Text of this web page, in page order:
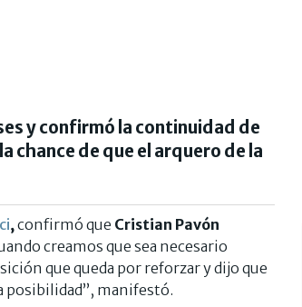
y confirmó la continuidad de
chance de que el arquero de la
, confirmó que Cristian Pavón
creamos que sea necesario
que queda por reforzar y dijo que
posibilidad”, manifestó.